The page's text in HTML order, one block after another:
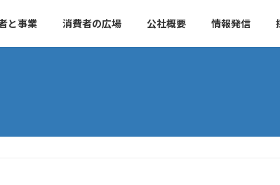
と事業 消費者の広場 公社概要 情報発信